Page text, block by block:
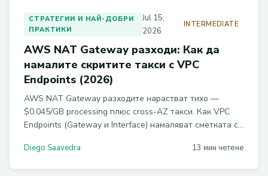
СТРАТЕГИИ И НАЙ-ДОБРИ
ПРАКТИКИ
Jul 15,
2026
INTERMEDIATE
AWS NAT Gateway разходи: Как да
намалите скритите такси с VPC
Endpoints (2026)
AWS NAT Gateway разходите нарастват тихо —
$0.045/GB processing плюс cross-AZ такси. Как VPC
Endpoints (Gateway и Interface) намаляват сметката с
трафика и реален case study за $2160/месец
Diego Saavedra 13 мин четене